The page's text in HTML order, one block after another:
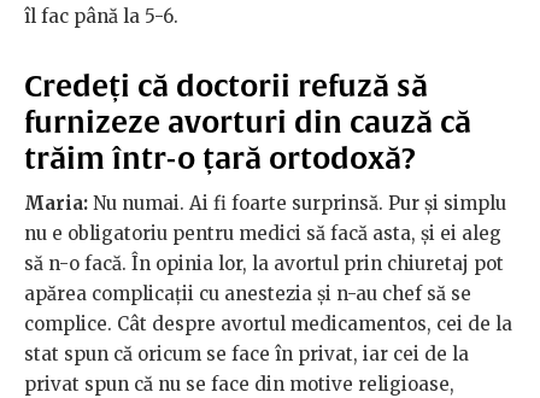
îl fac până la 5-6.
Credeți că doctorii refuză să
furnizeze avorturi din cauză că
trăim într-o țară ortodoxă?
Maria: Nu numai. Ai fi foarte surprinsă. Pur și simplu
nu e obligatoriu pentru medici să facă asta, și ei aleg
să n-o facă. În opinia lor, la avortul prin chiuretaj pot
apărea complicații cu anestezia și n-au chef să se
complice. Cât despre avortul medicamentos, cei de la
stat spun că oricum se face în privat, iar cei de la
privat spun că nu se face din motive religioase,